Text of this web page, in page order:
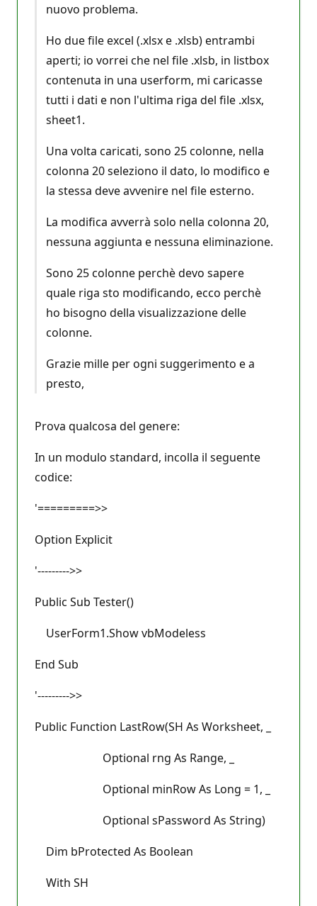
nuovo problema.
Ho due file excel (.xlsx e .xlsb) entrambi
aperti; io vorrei che nel file .xlsb, in listbox
contenuta in una userform, mi caricasse
tutti i dati e non l'ultima riga del file .xlsx,
sheet1.
Una volta caricati, sono 25 colonne, nella
colonna 20 seleziono il dato, lo modifico e
la stessa deve avvenire nel file esterno.
La modifica avverrà solo nella colonna 20,
nessuna aggiunta e nessuna eliminazione.
Sono 25 colonne perchè devo sapere
quale riga sto modificando, ecco perchè
ho bisogno della visualizzazione delle
colonne.
Grazie mille per ogni suggerimento e a
presto,
Prova qualcosa del genere:
In un modulo standard, incolla il seguente
codice:
'=========>>
Option Explicit
'--------->>
Public Sub Tester()
UserForm1.Show vbModeless
End Sub
'--------->>
Public Function LastRow(SH As Worksheet, _
Optional rng As Range, _
Optional minRow As Long = 1, _
Optional sPassword As String)
Dim bProtected As Boolean
With SH